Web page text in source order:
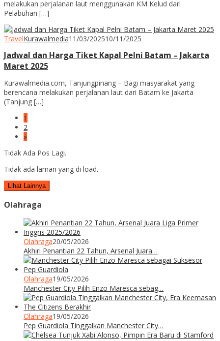
melakukan perjalanan laut menggunakan KM Kelud dari
Pelabuhan […]
TravelKurawalmedia11/03/202510/11/2025
Jadwal dan Harga Tiket Kapal Pelni Batam – Jakarta
Maret 2025
Kurawalmedia.com, Tanjungpinang – Bagi masyarakat yang
berencana melakukan perjalanan laut dari Batam ke Jakarta
(Tanjung […]
1
2
»
Tidak Ada Pos Lagi.
Tidak ada laman yang di load.
Lihat Lainnya
Olahraga
Olahraga20/05/2026
Akhiri Penantian 22 Tahun, Arsenal Juara…
Olahraga19/05/2026
Manchester City Pilih Enzo Maresca sebag…
Olahraga19/05/2026
Pep Guardiola Tinggalkan Manchester City…